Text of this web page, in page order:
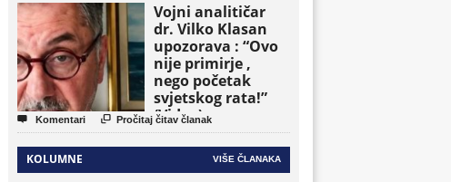
Vojni analitičar
dr. Vilko Klasan
upozorava : “Ovo
nije primirje ,
nego početak
svjetskog rata!”
(Video)
 Komentari  Pročitaj čitav članak
KOLUMNE VIŠE ČLANAKA